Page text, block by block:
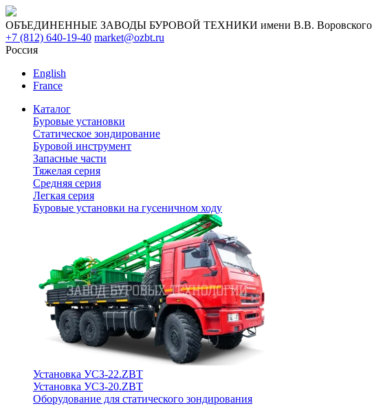
ОБЪЕДИНЕННЫЕ ЗАВОДЫ БУРОВОЙ ТЕХНИКИ имени В.В. Воровского
+7 (812) 640-19-40 market@ozbt.ru
Россия
English
France
Каталог
Буровые установки
Статическое зондирование
Буровой инструмент
Запасные части
Тяжелая серия
Средняя серия
Легкая серия
Буровые установки на гусеничном ходу
Установка УСЗ-22.ZBT
Установка УСЗ-20.ZBT
Оборудование для статического зондирования